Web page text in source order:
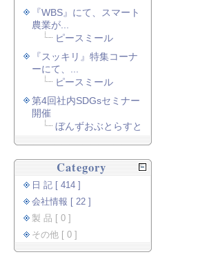
『WBS』にて、スマート
農業が...
ピースミール
『スッキリ』特集コーナ
ーにて、...
ピースミール
第4回社内SDGsセミナー
開催
ぼんずおぶとらすと
Category
日 記 [ 414 ]
会社情報 [ 22 ]
製 品 [ 0 ]
その他 [ 0 ]